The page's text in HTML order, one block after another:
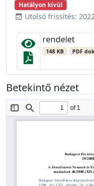
Hatályon kívül
event_available Utolsó frissítés:
rendelet
148 KB PDF
Betekintő nézet